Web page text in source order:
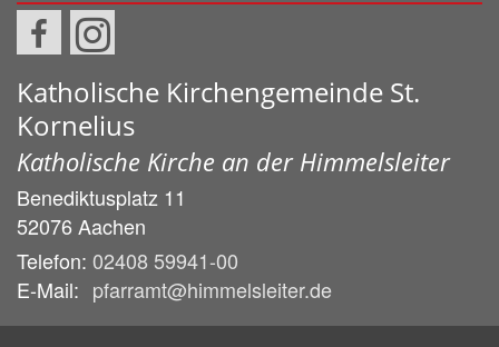
Katholische Kirchengemeinde St.
Kornelius
Katholische Kirche an der Himmelsleiter
Benediktusplatz 11
52076Aachen
Telefon: 02408 59941-00
E-Mail: pfarramt@himmelsleiter.de